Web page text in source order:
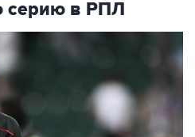
серию в РПЛ